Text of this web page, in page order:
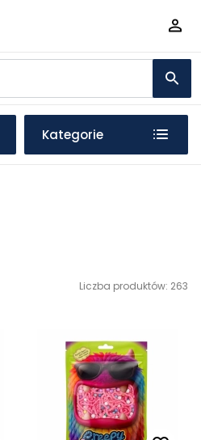
Kategorie
Liczba produktów: 263